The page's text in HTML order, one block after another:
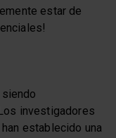
estar de
investigadores
establecido una